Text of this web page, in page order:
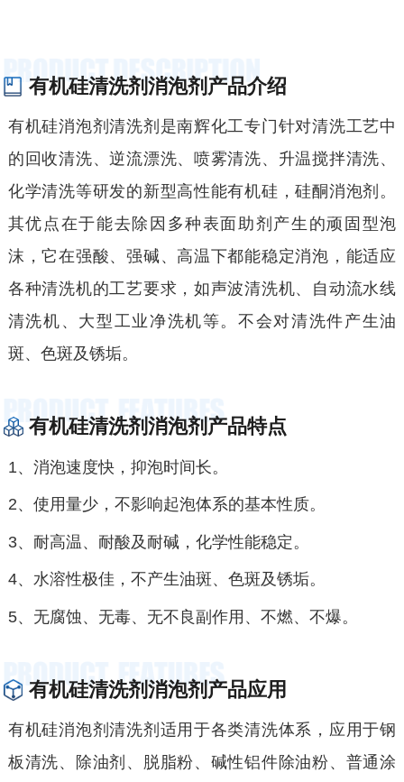
有机硅清洗剂消泡剂产品介绍
有机硅消泡剂清洗剂是南辉化工专门针对清洗工艺中
的回收清洗、逆流漂洗、喷雾清洗、升温搅拌清洗、
化学清洗等研发的新型高性能有机硅，硅酮消泡剂。
其优点在于能去除因多种表面助剂产生的顽固型泡
沫，它在强酸、强碱、高温下都能稳定消泡，能适应
各种清洗机的工艺要求，如声波清洗机、自动流水线
清洗机、大型工业净洗机等。不会对清洗件产生油
斑、色斑及锈垢。
有机硅清洗剂消泡剂产品特点
1、消泡速度快，抑泡时间长。
2、使用量少，不影响起泡体系的基本性质。
3、耐高温、耐酸及耐碱，化学性能稳定。
4、水溶性极佳，不产生油斑、色斑及锈垢。
5、无腐蚀、无毒、无不良副作用、不燃、不爆。
有机硅清洗剂消泡剂产品应用
有机硅消泡剂清洗剂适用于各类清洗体系，应用于钢
板清洗、除油剂、脱脂粉、碱性铝件除油粉、普通涂